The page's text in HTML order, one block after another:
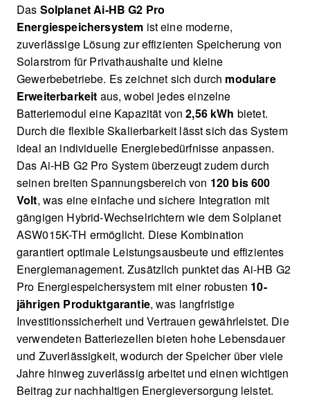
Das Solplanet Ai-HB G2 Pro
Energiespeichersystem ist eine moderne,
zuverlässige Lösung zur effizienten Speicherung von
Solarstrom für Privathaushalte und kleine
Gewerbebetriebe. Es zeichnet sich durch modulare
Erweiterbarkeit aus, wobei jedes einzelne
Batteriemodul eine Kapazität von2,56 kWh bietet.
Durch die flexible Skalierbarkeit lässt sich das System
ideal an individuelle Energiebedürfnisse anpassen.
Das Ai-HB G2 Pro System überzeugt zudem durch
seinen breiten Spannungsbereich von 120 bis 600
Volt, was eine einfache und sichere Integration mit
gängigen Hybrid-Wechselrichtern wie dem Solplanet
ASW015K-TH ermöglicht. Diese Kombination
garantiert optimale Leistungsausbeute und effizientes
Energiemanagement. Zusätzlich punktet das Ai-HB G2
Pro Energiespeichersystem mit einer robusten 10-
jährigen Produktgarantie, was langfristige
Investitionssicherheit und Vertrauen gewährleistet. Die
verwendeten Batteriezellen bieten hohe Lebensdauer
und Zuverlässigkeit, wodurch der Speicher über viele
Jahre hinweg zuverlässig arbeitet und einen wichtigen
Beitrag zur nachhaltigen Energieversorgung leistet.